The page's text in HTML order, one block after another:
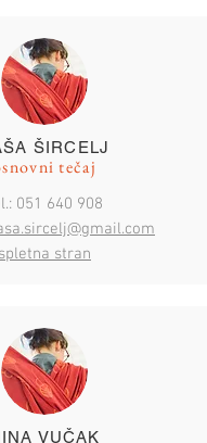
ŠIRCELJ
051 640 908
spletna stran
tečaj
VUČAK